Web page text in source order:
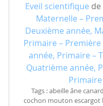
Eveil scientifique
Maternelle –
Deuxième année,
Primaire –
année, Primaire –
Quatrième année,
Tags : abeille âne
cochon mouton escargot